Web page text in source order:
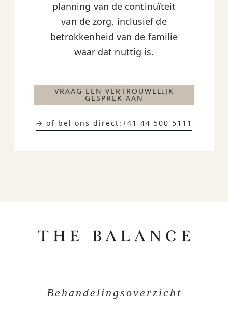
planning van de continuïteit
van de zorg, inclusief de
betrokkenheid van de familie
waar dat nuttig is.
VRAAG EEN VERTROUWELIJK
GESPREK AAN
→ of bel ons direct:+41 44 500 5111
Behandelingsoverzicht